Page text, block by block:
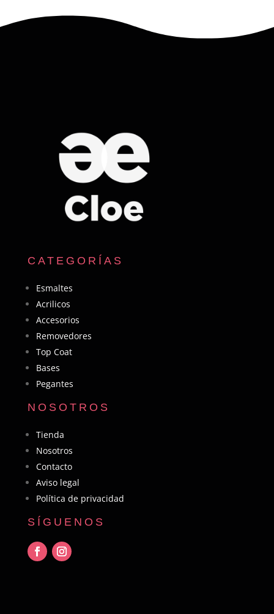
CATEGORÍAS
Esmaltes
Acrilicos
Accesorios
Removedores
Top Coat
Bases
Pegantes
NOSOTROS
Tienda
Nosotros
Contacto
Aviso legal
Política de privacidad
SÍGUENOS